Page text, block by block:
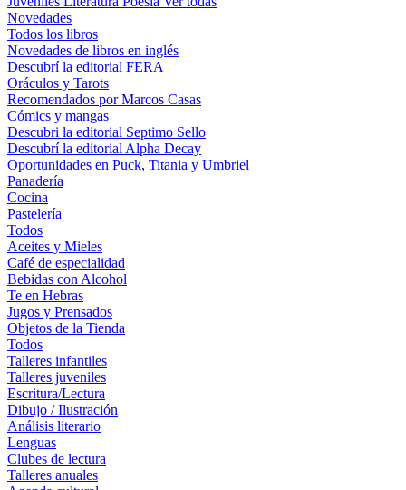
Novedades
Todos los libros
Novedades de libros en inglés
Descubrí la editorial FERA
Oráculos y Tarots
Recomendados por Marcos Casas
Cómics y mangas
Descubri la editorial Septimo Sello
Descubrí la editorial Alpha Decay
Oportunidades en Puck, Titania y Umbriel
Panadería
Cocina
Pastelería
Todos
Aceites y Mieles
Café de especialidad
Bebidas con Alcohol
Te en Hebras
Jugos y Prensados
Objetos de la Tienda
Todos
Talleres infantiles
Talleres juveniles
Escritura/Lectura
Dibujo / Ilustración
Análisis literario
Lenguas
Clubes de lectura
Talleres anuales